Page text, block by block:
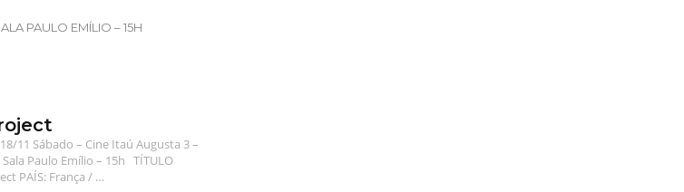
PAULO EMÍLIO – 15H
18/11 Sábado – Cine Itaú Augusta 3 –
Sala Paulo Emílio – 15h TÍTULO
PAÍS: França / …